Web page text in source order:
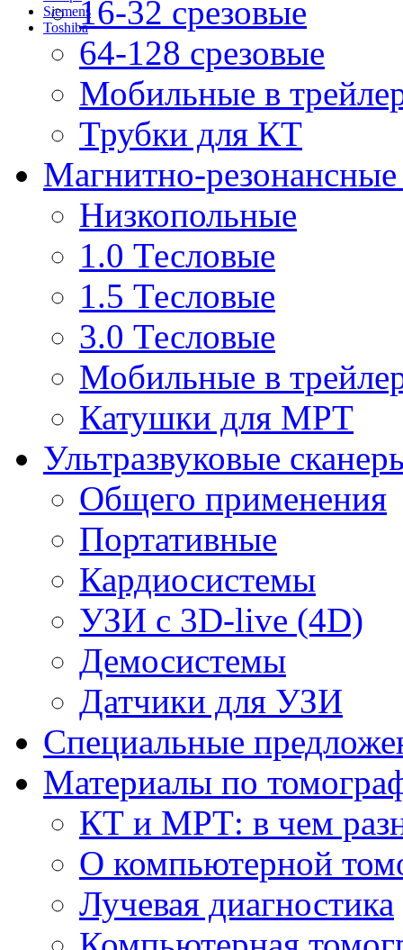
Siemens
Toshiba16-32 срезовые
64-128 срезовые
Мобильные в
Трубки для КТ
Магнитно-
Низкопольные
1.0 Тесловые
1.5 Тесловые
3.0 Тесловые
Мобильные в
Катушки для МРТ
Ультразвуковые
Общего применения
Портативные
Кардиосистемы
УЗИ с 3D-live (4D)
Демосистемы
Датчики для УЗИ
Cпециальные
Материалы по
КТ и МРТ: в чем
О компьютерной
Лучевая диагностика